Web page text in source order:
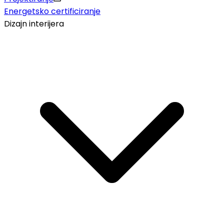
Energetsko certificiranje
Dizajn interijera